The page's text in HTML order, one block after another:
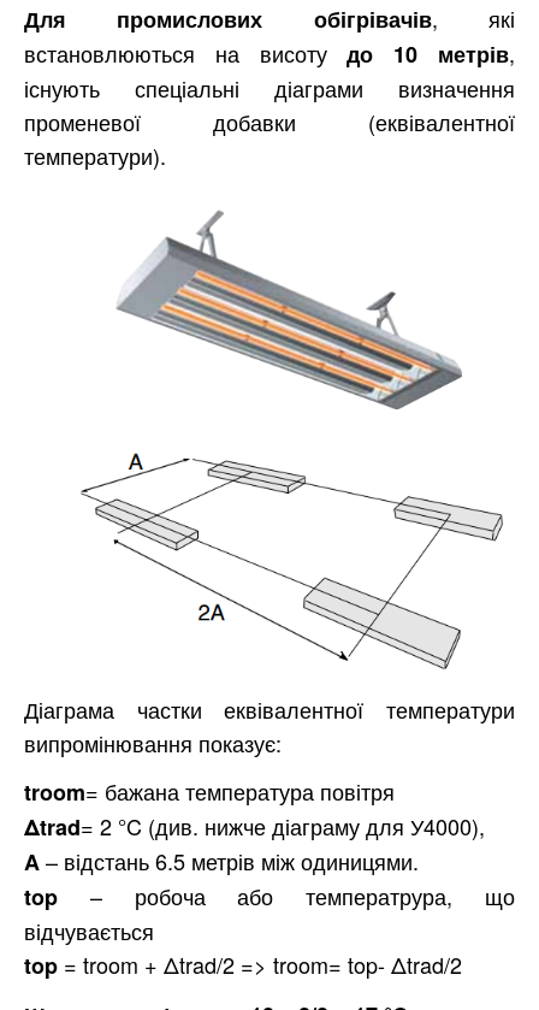
Для промислових обігрівачів, які
встановлюються на висотудо 10 метрів,
існують спеціальні діаграми визначення
променевої добавки (еквівалентної
температури).
Діаграма частки еквівалентної температури
випромінювання показує:
troom= бажана температура повітря
Δtrad= 2 °C (див. нижче діаграму для У4000),
A– відстань 6.5 метрів між одиницями.
top – робоча або температрура, що
відчувається
top = troom + Δtrad/2 => troom= top- Δtrad/2